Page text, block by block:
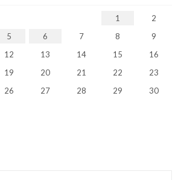
1
2
5 6 7 8
9
12 13 14 15
16
19 20 21 22
23
26 27 28 29
30